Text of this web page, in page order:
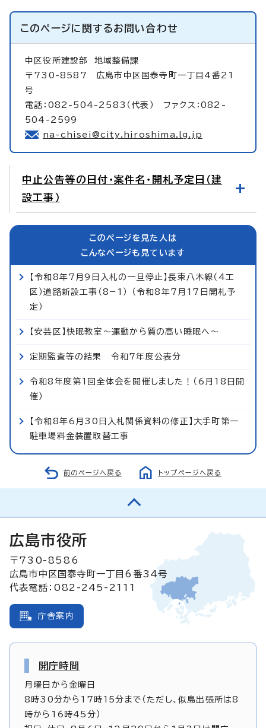
このページに関するお問い合わせ
中区役所建設部 地域整備課
〒730-8587 広島市中区国泰寺町一丁目4番21
号
電話：082-504-2583（代表） ファクス：082-
504-2599
na-chisei@city.hiroshima.lg.jp
中止公告等の日付・案件名・開札予定日（建
設工事）
このページを見た人は
こんなページも見ています
【令和8年7月9日入札の一旦停止】長束八木線（4工
区）道路新設工事（8−1） （令和8年7月17日開札予
定）
【安芸区】快眠教室～運動から質の高い睡眠へ～
定期監査等の結果 令和7年度公表分
令和8年度第1回全体会を開催しました！（6月18日開
催）
【令和8年6月30日入札関係資料の修正】大手町第一
駐車場料金装置取替工事
前のページへ戻る トップページへ戻る
広島市役所
〒730-8586
広島市中区国泰寺町一丁目6番34号
代表電話：082-245-2111
庁舎案内
開庁時間
月曜日から金曜日
8時30分から17時15分まで（ただし、似島出張所は8
時から16時45分）